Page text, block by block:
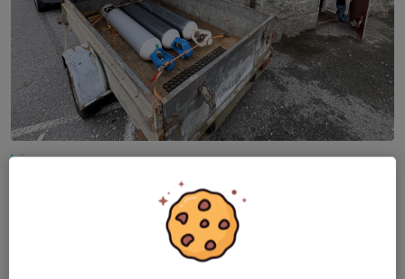
Läs mer
Sommaren är här och Vinan är i